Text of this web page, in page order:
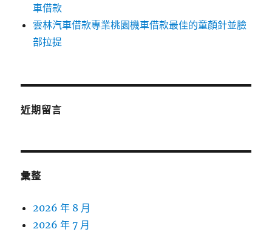
車借款
雲林汽車借款專業桃園機車借款最佳的童顏針並臉
部拉提
近期留言
彙整
2026 年 8 月
2026 年 7 月